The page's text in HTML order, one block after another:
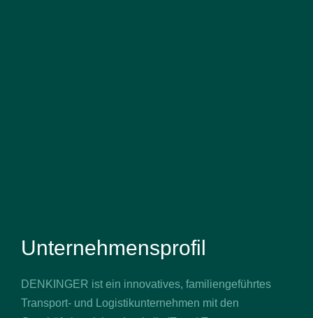
Unternehmensprofil
DENKINGER ist ein innovatives, familiengeführtes
Transport- und Logistikunternehmen mit den